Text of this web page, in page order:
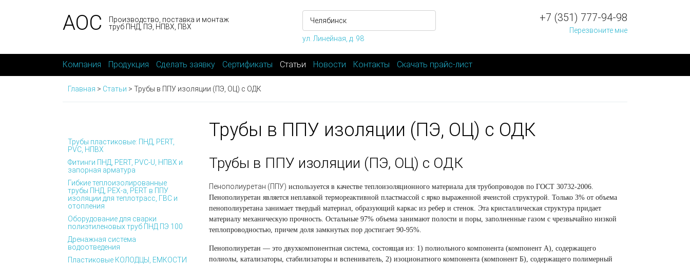
АОС
Производство, поставка и монтаж
труб ПНД, ПЭ, НПВХ, ПВХ
ул. Линейная, д. 98
+7 (351) 777-94-98
Перезвоните мне
Компания Продукция Сделать заявку Сертификаты Статьи Новости Контакты Скачать прайс-лист
Главная > Статьи > Трубы в ППУ изоляции (ПЭ, ОЦ) с ОДК
Трубы в ППУ изоляции (ПЭ, ОЦ) с ОДК
Трубы в ППУ изоляции (ПЭ, ОЦ) с ОДК
Пенополиуретан (ППУ) используется в качестве теплоизоляционного материала для трубопроводов по ГОСТ 30732-2006.
Пенополиуретан является неплавкой термореактивной пластмассой с ярко выраженной ячеистой структурой. Только 3% от объема
пенополиуретана занимает твердый материал, образующий каркас из ребер и стенок. Эта кристаллическая структура придает
материалу механическую прочность. Остальные 97% объема занимают полости и поры, заполненные газом с чрезвычайно низкой
теплопроводностью, причем доля замкнутых пор достигает 90-95%.
Пенополиуретан — это двухкомпонентная система, состоящая из: 1) полиольного компонента (компонент А), содержащего
полиолы, катализаторы, стабилизаторы и вспениватель, 2) изоционатного компонента (компонент Б), содержащего полимерный
Трубы пластиковые: ПНД, PERT,
PVC, НПВХ
Фитинги ПНД, PERT, PVC-U, НПВХ и
запорная арматура
Гибкие теплоизолированные
трубы ПНД, PEX-а, PERT в ППУ
изоляции для теплотрасс, ГВС и
отопления
Оборудование для сварки
полиэтиленовых труб ПНД ПЭ 100
Дренажная система
водоотведения
Пластиковые КОЛОДЦЫ, ЕМКОСТИ